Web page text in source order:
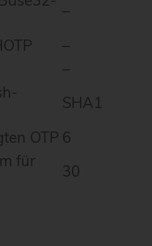
–
–
–
SHA1
OTP 6
für
30